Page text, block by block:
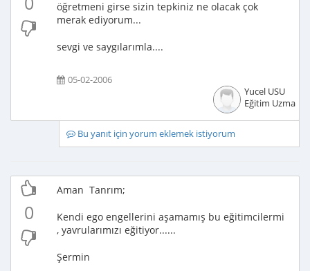
öğretmeni girse sizin tepkiniz ne olacak çok
merak ediyorum...
sevgi ve saygılarımla....
05-02-2006
Yucel USU
Eğitim Uzmanı
Bu yanıt için yorum eklemek istiyorum
0
Aman Tanrım;
Kendi ego engellerini aşamamış bu eğitimcilermi
, yavrularımızı eğitiyor......
Şermin